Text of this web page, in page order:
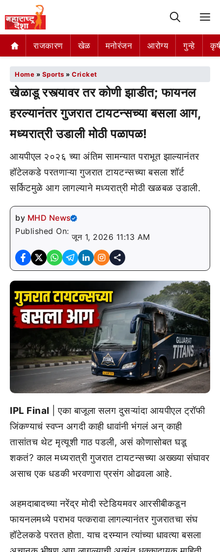
राजकारण खेळ मनोरंजन आरोग्य गुन्हे
Home » Sports » Cricket
खेळाडू रस्त्यावर तर कोणी झाडीत; फायनल
हरल्यानंतर गुजरात टायटन्सच्या बसला आग,
मध्यरात्री उडाली मोठी पळापळ!
आयपीएल २०२६ च्या अंतिम सामन्यात पराभूत झाल्यानंतर
हॉटेलकडे परतणाऱ्या गुजरात टायटन्सच्या बसला शॉर्ट
सर्किटमुळे आग लागल्याने मध्यरात्री मोठी खळबळ उडाली.
by MHD News
Published On:
जून 1, 2026 11:13 AM
IPL Final | एका बाजूला सलग दुसऱ्यांदा आयपीएल ट्रॉफी
जिंकण्याचं स्वप्न अगदी काही धावांनी भंगलं अन् काही
तासांतच थेट मृत्यूशी गाठ पडली, असं कोणासोबत घडू
शकतं? काल मध्यरात्री गुजरात टायटन्सच्या अख्ख्या संघावर
असाच एक धडकी भरवणारा प्रसंग ओढवला आहे.
अहमदाबादच्या नरेंद्र मोदी स्टेडियमवर आरसीबीकडून
फायनलमध्ये पराभव पत्करावा लागल्यानंतर गुजरातचा संघ
हॉटेलकडे परतत होता. याच दरम्यान त्यांच्या धावत्या बसला